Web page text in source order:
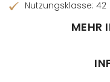
Nutzungsklasse: 42
MEHR